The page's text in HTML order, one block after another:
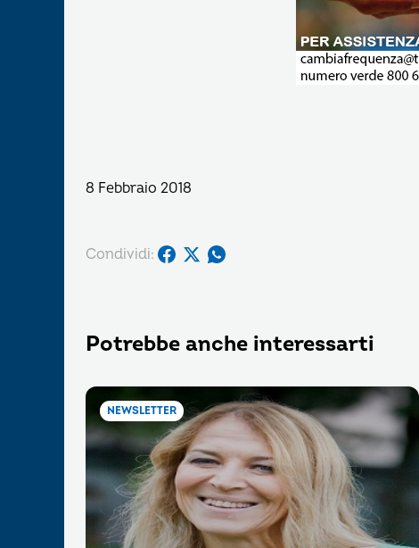
8 Febbraio 2018
Condividi:
Potrebbe anche interessarti
NEWSLETTER